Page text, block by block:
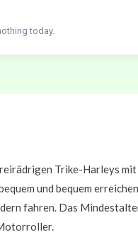
today.
Trike-Harleys
und bequem
fahren. Das